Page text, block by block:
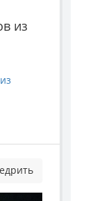
из